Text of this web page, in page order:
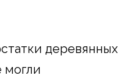
деревянных
могли